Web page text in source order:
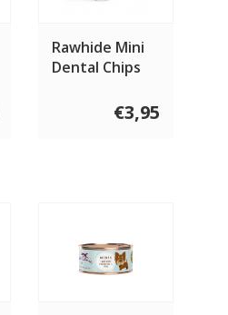
Rawhide Mini
Dental Chips
€3,95